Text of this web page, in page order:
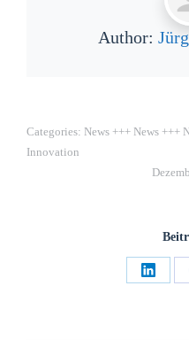
Author:
Categories: News +++ News +++
Innovation